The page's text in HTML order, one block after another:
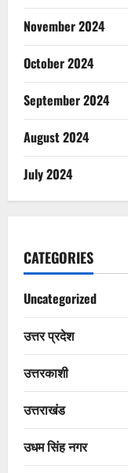
November 2024
October 2024
September 2024
August 2024
July 2024
CATEGORIES
Uncategorized
उत्तर प्रदेश
उत्तरकाशी
उत्तराखंड
उधम सिंह नगर